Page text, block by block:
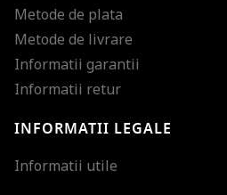
Metode de plata
Metode de livrare
Informatii garantii
Informatii retur
INFORMATII LEGALE
Informatii utile